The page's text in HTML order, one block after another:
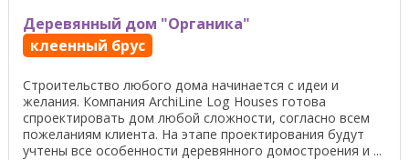
Деревянный дом "Органика"
клеенный брус
Строительство любого дома начинается с идеи и
желания. Компания ArchiLine Log Houses готова
спроектировать дом любой сложности, согласно всем
пожеланиям клиента. На этапе проектирования будут
учтены все особенности деревянного домостроения и ...